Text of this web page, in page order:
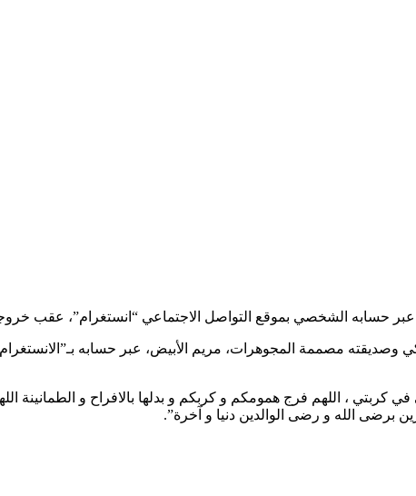
عبر حسابه الشخصي بموقع التواصل الاجتماعي “انستغرام”، عقب
مصممة المجوهرات، مريم الأبيض، عبر حسابه
، اللهم فرج همومكم و كربكم و بدلها بالافراح و الطمانينة
برضى الله و رضى الوالدين دنيا و آخرة”.